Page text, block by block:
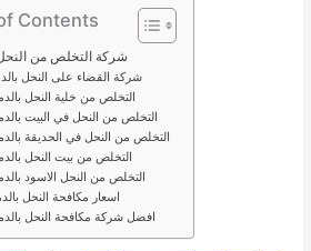
Contents
شركة التخلص من النحل
شركة القضاء على النحل
التخلص من خلية النحل
التخلص من النحل في البيت
التخلص من النحل في الحديقة
التخلص من بيت النحل
التخلص من النحل الاسود
اسعار مكافحة النحل
افضل شركة مكافحة النحل